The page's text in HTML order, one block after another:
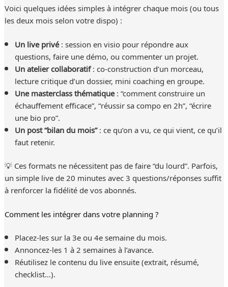
Voici quelques idées simples à intégrer chaque mois (ou tous
les deux mois selon votre dispo) :
Un live privé: session en visio pour répondre aux
questions, faire une démo, ou commenter un projet.
Un atelier collaboratif: co-construction d’un morceau,
lecture critique d’un dossier, mini coaching en groupe.
Une masterclass thématique: “comment construire un
échauffement efficace”, “réussir sa compo en 2h”, “écrire
une bio pro”.
Un post “bilan du mois”: ce qu’on a vu, ce qui vient, ce qu’il
faut retenir.
💡 Ces formats ne nécessitent pas de faire “du lourd”. Parfois,
un simple live de 20 minutes avec 3 questions/réponses suffit
à renforcer la fidélité de vos abonnés.
Comment les intégrer dans votre planning ?
Placez-les sur la 3e ou 4e semaine du mois.
Annoncez-les 1 à 2 semaines à l’avance.
Réutilisez le contenu du live ensuite (extrait, résumé,
checklist…).